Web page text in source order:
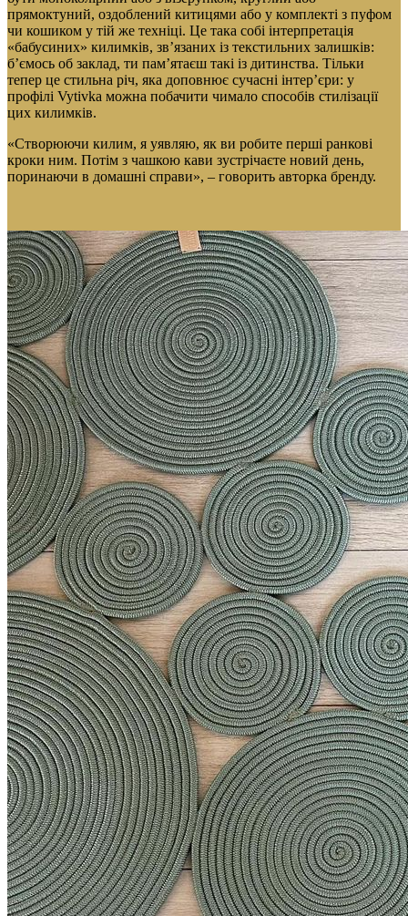
прямоктуний, оздоблений китицями або у комплекті з пуфом
чи кошиком у тій же техніці. Це така собі інтерпретація
«бабусиних» килимків, зв’язаних із текстильних залишків:
б’ємось об заклад, ти пам’ятаєш такі із дитинства. Тільки
тепер це стильна річ, яка доповнює сучасні інтер’єри: у
профілі Vytivka можна побачити чимало способів стилізації
цих килимків.
«Створюючи килим, я уявляю, як ви робите перші ранкові
кроки ним. Потім з чашкою кави зустрічаєте новий день,
поринаючи в домашні справи», – говорить авторка бренду.